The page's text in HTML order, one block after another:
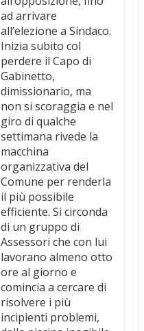
ad arrivare
all’elezione a Sindaco.
Inizia subito col
perdere il Capo di
Gabinetto,
dimissionario, ma
non si scoraggia e nel
giro di qualche
settimana rivede la
macchina
organizzativa del
Comune per renderla
il più possibile
efficiente. Si circonda
di un gruppo di
Assessori che con lui
lavorano almeno otto
ore al giorno e
comincia a cercare di
risolvere i più
incipienti problemi,